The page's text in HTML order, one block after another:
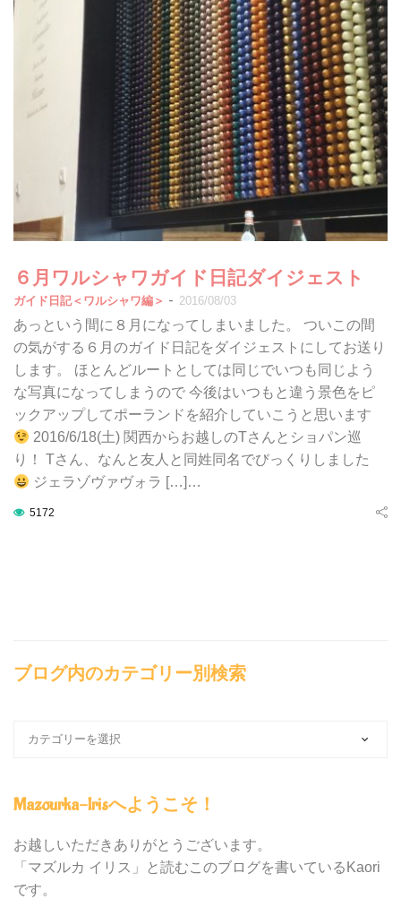
６月ワルシャワガイド日記ダイジェスト
ガイド日記＜ワルシャワ編＞ - 2016/08/03
あっという間に８月になってしまいました。 ついこの間
の気がする６月のガイド日記をダイジェストにしてお送り
します。 ほとんどルートとしては同じでいつも同じよう
な写真になってしまうので 今後はいつもと違う景色をピ
ックアップしてポーランドを紹介していこうと思います
2016/6/18(土) 関西からお越しのTさんとショパン巡
り！ Tさん、なんと友人と同姓同名でびっくりしました
ジェラゾヴァヴォラ […]…
5172
ブログ内のカテゴリー別検索
の
テ
ゴ
Mazourka-Irisへようこそ！
お越しいただきありがとうございます。
「マズルカ イリス」と読むこのブログを書いているKaori
です。